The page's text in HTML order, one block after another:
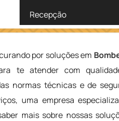
Recepção
Bombeiro Civil Curso Valor em
por soluções em
te atender com
normas técnicas e de
uma empresa
mais sobre nossas